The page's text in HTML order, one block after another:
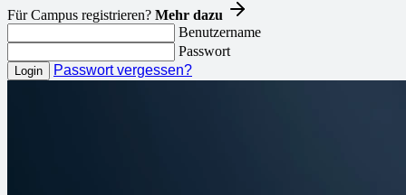
Für Campus registrieren? Mehr dazu
Benutzername
Passwort
Passwort vergessen?